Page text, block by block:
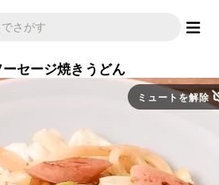
セージ焼きうどん
ミュートを解除